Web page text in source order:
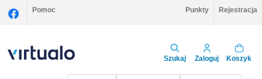
Pomoc Punkty Rejestracja
Szukaj Zaloguj Koszyk